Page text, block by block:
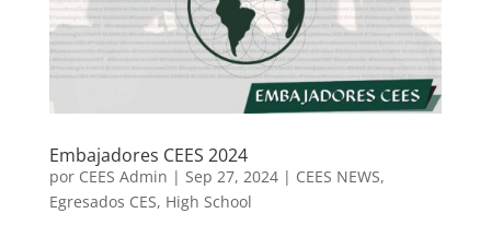
Embajadores CEES 2024
por CEES Admin | Sep 27, 2024| CEES NEWS,
Egresados CES, High School